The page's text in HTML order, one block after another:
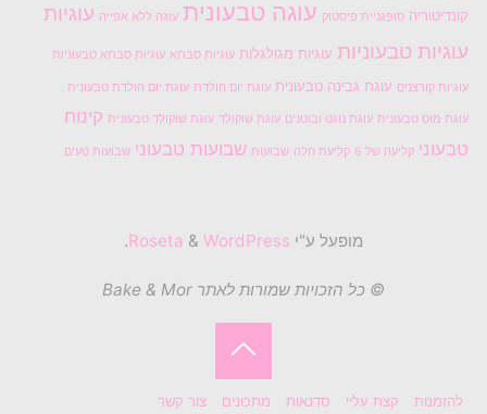
קונדיטוריה סופגניית פיסטוק עוגה טבעונית עוגה ללא אפייה עוגיות
עוגיות טבעוניות עוגיות מגולגלות עוגיות סבתא עוגיות סבתא טבעוניות
עוגיות קורצנים עוגת גבינה טבעונית עוגת יום הולדת עוגת יום הולדת טבעונית
עוגת מוס טבעונית עוגת נוגט ובוטנים עוגת שוקולד עוגת שוקולד טבעונית קינוח
טבעוני קליעה של 6 קליעת חלה שבועות שבועות טבעוני שבועות טעים
מופעל ע"י & WordPress
.
© כל הזכויות שמורות לאתר Bake & Mor
להזמנות קצת עליי סדנאות מתכונים צור קשר
בחזרה